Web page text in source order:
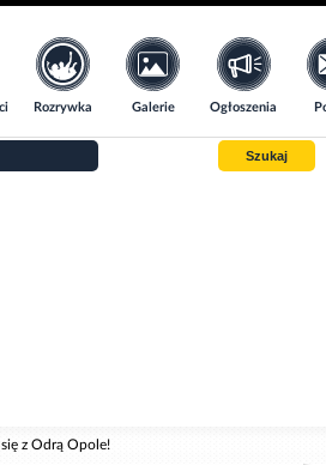
Rozrywka Galerie Ogłoszenia
Szukaj
z Odrą Opole!